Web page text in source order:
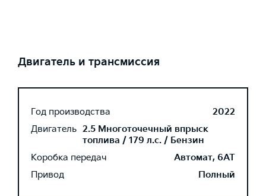
Двигатель и трансмиссия
Год производства
2022
Двигатель 2.5 Многоточечный впрыск
топлива / 179 л.с. / Бензин
Коробка передач
Автомат, 6AT
Привод
Полный